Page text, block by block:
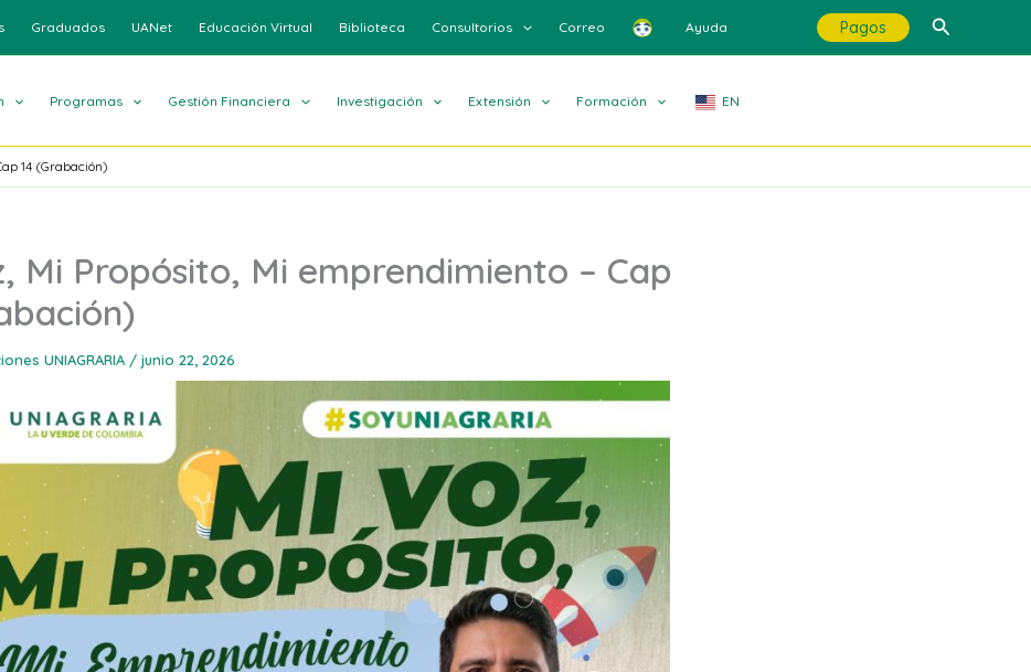
Graduados UANet Educación Virtual Biblioteca Consultorios Correo Ayuda Pagos Buscar
Programas Gestión Financiera Investigación Extensión Formación EN
14 (Grabación)
Mi Propósito, Mi emprendimiento – Cap
UNIAGRARIA / junio 22, 2026